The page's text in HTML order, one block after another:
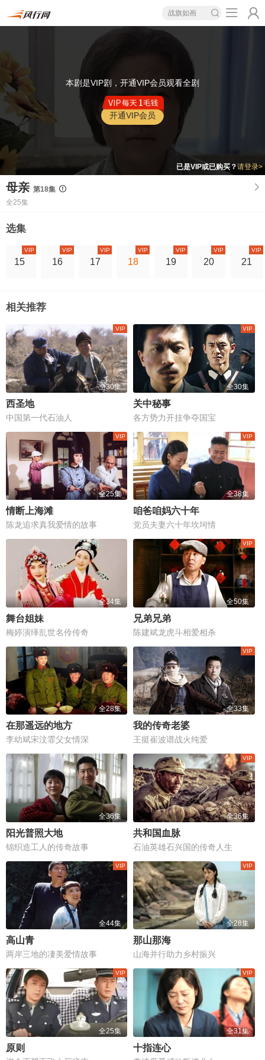
战旗如画
本剧是VIP剧，开通VIP会员观看全剧
开通VIP会员
已是VIP或已购买？请登录>
母亲 第18集
全25集
选集
15
VIP
16
VIP
17
VIP
18
VIP
19
VIP
20
VIP
21
VIP
相关推荐
全30集
西圣地
中国第一代石油人
全30集
关中秘事
各方势力开挂争夺国宝
全25集
情断上海滩
陈龙追求真我爱情的故事
全38集
咱爸咱妈六十年
党员夫妻六十年坎坷情
全34集
舞台姐妹
梅婷演绎乱世名伶传奇
全50集
兄弟兄弟
陈建斌龙虎斗相爱相杀
全28集
在那遥远的地方
李幼斌宋汶霏父女情深
全33集
我的传奇老婆
王挺崔波谱战火纯爱
全36集
阳光普照大地
锦织造工人的传奇故事
全36集
共和国血脉
石油英雄石兴国的传奇人生
全44集
高山青
两岸三地的凄美爱情故事
全28集
那山那海
山海并行助力乡村振兴
全25集
原则
全31集
十指连心